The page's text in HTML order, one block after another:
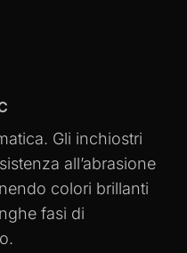
Gli inchiostri
all’abrasione
colori brillanti
fasi di